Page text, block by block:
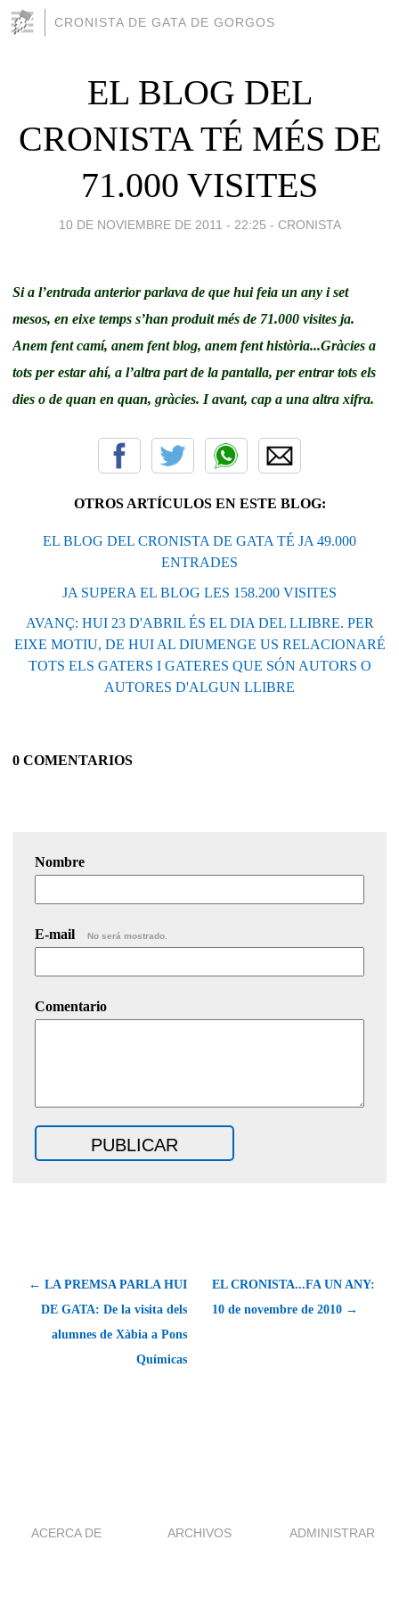
CRONISTA DE GATA DE GORGOS
EL BLOG DEL
CRONISTA TÉ MÉS DE
71.000 VISITES
10 DE NOVIEMBRE DE 2011 - 22:25 - CRONISTA
Si a l’entrada anterior parlava de que hui feia un any i set
mesos, en eixe temps s’han produit més de 71.000 visites ja.
Anem fent camí, anem fent blog, anem fent història...Gràcies a
tots per estar ahí, a l’altra part de la pantalla, per entrar tots els
dies o de quan en quan, gràcies. I avant, cap a una altra xifra.
OTROS ARTÍCULOS EN ESTE BLOG:
EL BLOG DEL CRONISTA DE GATA TÉ JA 49.000
ENTRADES
JA SUPERA EL BLOG LES 158.200 VISITES
AVANÇ: HUI 23 D'ABRIL ÉS EL DIA DEL LLIBRE. PER
EIXE MOTIU, DE HUI AL DIUMENGE US RELACIONARÉ
TOTS ELS GATERS I GATERES QUE SÓN AUTORS O
AUTORES D'ALGUN LLIBRE
0 COMENTARIOS
Nombre
E-mail No será mostrado.
Comentario
← LA PREMSA PARLA HUI
DE GATA: De la visita dels
alumnes de Xàbia a Pons
Químicas
EL CRONISTA...FA UN ANY:
10 de novembre de 2010 →
ACERCA DE ARCHIVOS ADMINISTRAR